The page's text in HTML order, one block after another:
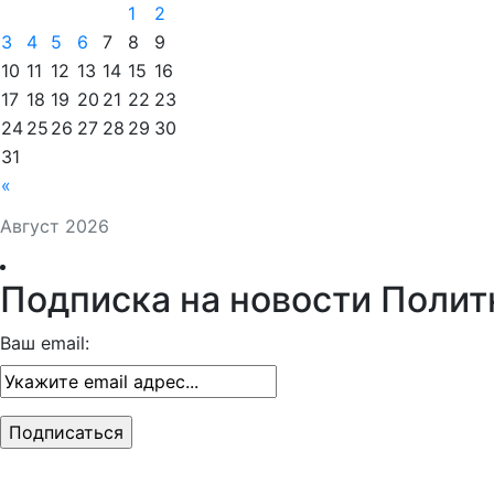
Август 2026
«
1
2
3
4 5 6 7 8
9
10 11 12 13 14 15 16
17 18 19 20 21 22 23
24 25 26 27 28 29 30
31
Подписка на новости
Ваш email: